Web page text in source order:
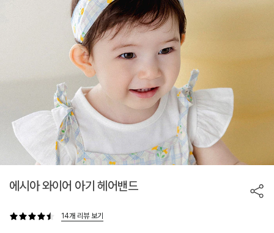
에시아 와이어 아기 헤어밴드
14개 리뷰 보기